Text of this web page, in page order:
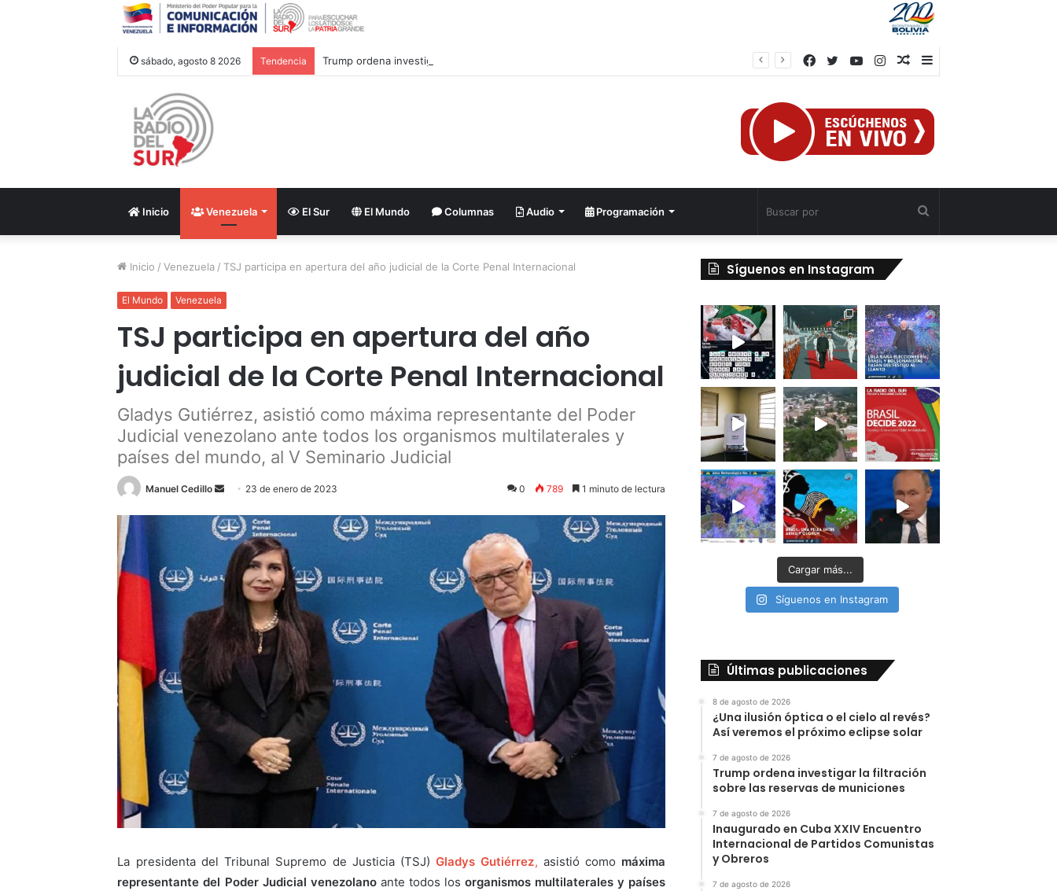
sábado, agosto 8 2026 Tendencia Trump ordena investigar la filtración sobre las reservas de municiones
Barra
Publicación
azar
Instagram
YouTube
Twitter
Facebook
Inicio Venezuela El Sur El Mundo Columnas Audio Programación
Inicio / Venezuela / TSJ participa en apertura del año judicial de la Corte Penal Internacional
El Mundo Venezuela
TSJ participa en apertura del año
judicial de la Corte Penal Internacional
Gladys Gutiérrez, asistió como máxima representante del Poder
Judicial venezolano ante todos los organismos multilaterales y
países del mundo, al V Seminario Judicial
Manuel Cedillo
Send
email
23 de enero de 2023 0 789 1 minuto de lectura
La presidenta del Tribunal Supremo de Justicia (TSJ)Gladys Gutiérrez, asistió como máxima
representante del Poder Judicial venezolanoante todos los organismos multilaterales y países
Síguenos en Instagram
Cargar más...
Síguenos en Instagram
Últimas publicaciones
8 de agosto de 2026
¿Una ilusión óptica o el cielo al revés?
Así veremos el próximo eclipse solar
7 de agosto de 2026
Trump ordena investigar la filtración
sobre las reservas de municiones
7 de agosto de 2026
Inaugurado en Cuba XXIV Encuentro
Internacional de Partidos Comunistas
y Obreros
7 de agosto de 2026